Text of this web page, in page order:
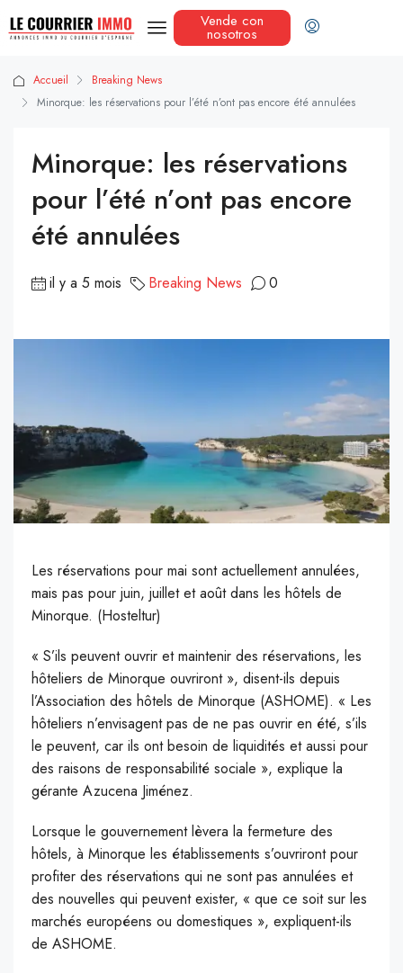
Vende con
nosotros
Accueil
Breaking News
Minorque: les réservations pour l’été n’ont pas encore été annulées
Minorque: les réservations
pour l’été n’ont pas encore
été annulées
il y a 5 mois Breaking News 0
Les réservations pour mai sont actuellement annulées,
mais pas pour juin, juillet et août dans les hôtels de
Minorque. (Hosteltur)
« S’ils peuvent ouvrir et maintenir des réservations, les
hôteliers de Minorque ouvriront », disent-ils depuis
l’Association des hôtels de Minorque (ASHOME). « Les
hôteliers n’envisagent pas de ne pas ouvrir en été, s’ils
le peuvent, car ils ont besoin de liquidités et aussi pour
des raisons de responsabilité sociale », explique la
gérante Azucena Jiménez.
Lorsque le gouvernement lèvera la fermeture des
hôtels, à Minorque les établissements s’ouvriront pour
profiter des réservations qui ne sont pas annulées et
des nouvelles qui peuvent exister, « que ce soit sur les
marchés européens ou domestiques », expliquent-ils
de ASHOME.